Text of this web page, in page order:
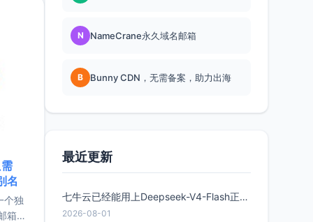
名
个独
箱等
N NameCrane永久域名邮箱
B Bunny CDN，无需备案，助力出海
最近更新
七牛云已经能用上Deepseek-V4-Flash正式版了，点此领取300万Token
2026-08-01